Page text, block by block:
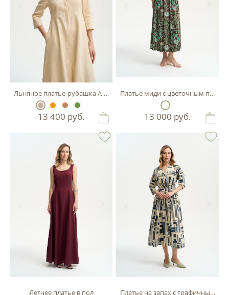
Льняное платье-рубашка А-силуэта
13 400 руб.
Платье миди с цветочным
13 000 руб.
Летнее платье в пол Платье на запах с графичным